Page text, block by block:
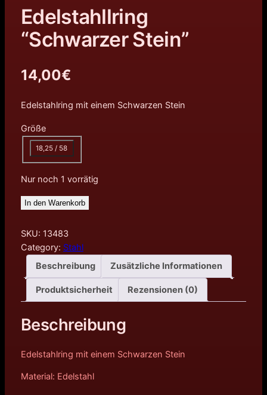
Edelstahllring
“Schwarzer Stein”
14,00€
Edelstahlring mit einem Schwarzen Stein
Größe
18,25 / 58
Nur noch 1 vorrätig
In den Warenkorb
SKU: 13483
Category: Stahl
Beschreibung
Zusätzliche Informationen
Produktsicherheit Rezensionen (0)
Beschreibung
Edelstahlring mit einem Schwarzen Stein
Material: Edelstahl